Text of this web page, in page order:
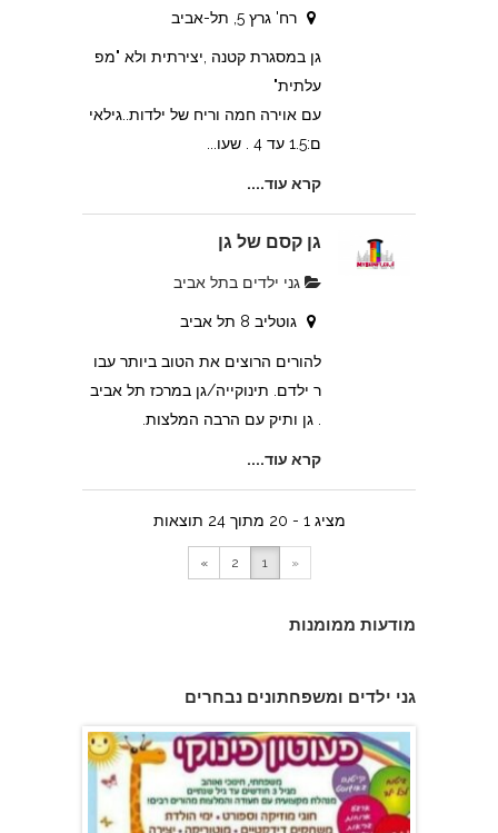
רח' גרץ 5, תל-אביב
גן במסגרת קטנה ,יצירתית ולא "מפ
עלתית"
עם אוירה חמה וריח של ילדות..גילאי
ם:1.5 עד 4 . שעו...
קרא עוד....
גן קסם של גן
גני ילדים בתל אביב
גוטליב 8 תל אביב
להורים הרוצים את הטוב ביותר עבו
ר ילדם. תינוקייה/גן במרכז תל אביב
. גן ותיק עם הרבה המלצות.
קרא עוד....
מציג 1 - 20 מתוך 24 תוצאות
«
1
2
»
מודעות ממומנות
גני ילדים ומשפחתונים נבחרים
גן הכוכבים באשדוד - גן ילדים וצהרון